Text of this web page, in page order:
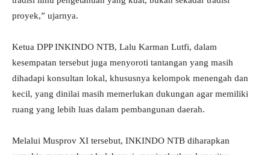
proyek,” ujarnya.
Ketua DPP INKINDO NTB, Lalu Karman Lutfi, dalam
kesempatan tersebut juga menyoroti tantangan yang masih
dihadapi konsultan lokal, khususnya kelompok menengah dan
kecil, yang dinilai masih memerlukan dukungan agar memiliki
ruang yang lebih luas dalam pembangunan daerah.
Melalui Musprov XI tersebut, INKINDO NTB diharapkan